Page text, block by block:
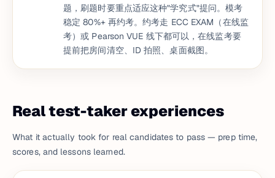
题，刷题时要重点适应这种"学究式"提问。模考
稳定 80%+ 再约考。约考走 ECC EXAM（在线监
考）或 Pearson VUE 线下都可以，在线监考要
提前把房间清空、ID 拍照、桌面截图。
Real test-taker experiences
What it actually took for real candidates to pass — prep time,
scores, and lessons learned.